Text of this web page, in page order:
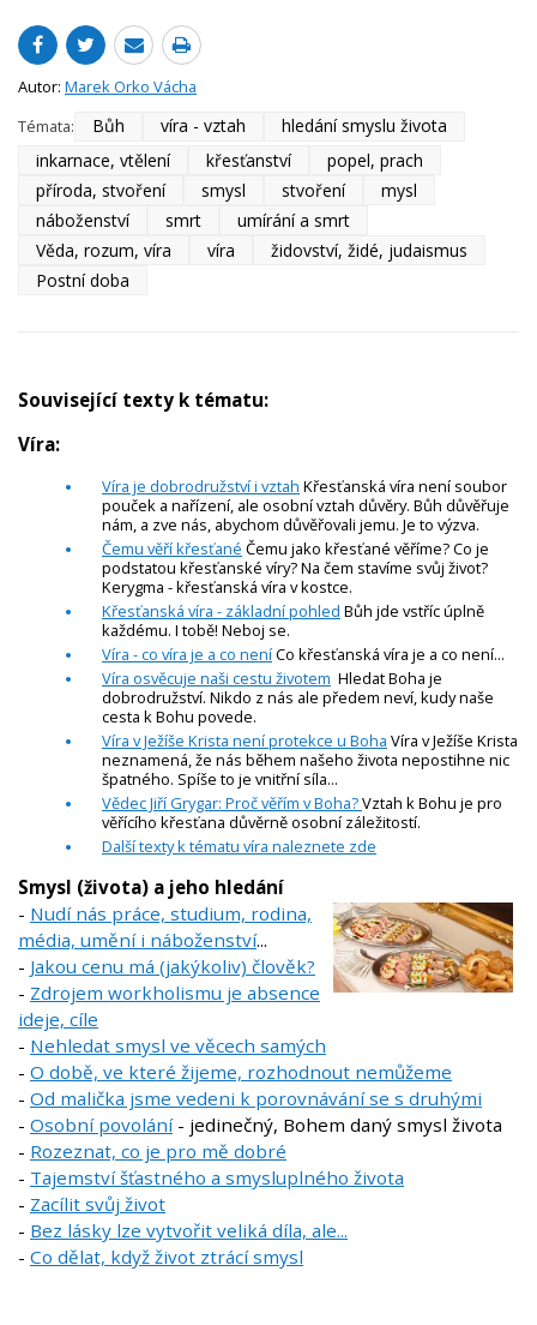
Autor: Marek Orko Vácha
Témata:
Bůh víra - vztah
hledání smyslu života
inkarnace, vtělení
křesťanství
popel, prach
příroda, stvoření
smysl stvoření
mysl
náboženství
smrt
umírání a smrt
Věda, rozum, víra
víra
židovství, židé, judaismus
Postní doba
Související texty k tématu:
Víra:
Víra je dobrodružství i vztah Křesťanská víra není soubor
pouček a nařízení, ale osobní vztah důvěry. Bůh důvěřuje
nám, a zve nás, abychom důvěřovali jemu. Je to výzva.
Čemu věří křesťané Čemu jako křesťané věříme? Co je
podstatou křesťanské víry? Na čem stavíme svůj život?
Kerygma - křesťanská víra v kostce.
Křesťanská víra - základní pohled Bůh jde vstříc úplně
každému. I tobě! Neboj se.
Víra - co víra je a co neníCo křesťanská víra je a co není...
Víra osvěcuje naši cestu životem Hledat Boha je
dobrodružství. Nikdo z nás ale předem neví, kudy naše
cesta k Bohu povede.
Víra v Ježíše Krista není protekce u Boha Víra v Ježíše Krista
neznamená, že nás během našeho života nepostihne nic
špatného. Spíše to je vnitřní síla...
Vědec Jiří Grygar: Proč věřím v Boha?Vztah k Bohu je pro
věřícího křesťana důvěrně osobní záležitostí.
Další texty k tématu víra naleznete zde
Smysl (života) a jeho hledání
- Nudí nás práce, studium, rodina,
média, umění i náboženství...
- Jakou cenu má (jakýkoliv) člověk?
- Zdrojem workholismu je absence
ideje, cíle
- Nehledat smysl ve věcech samých
- O době, ve které žijeme, rozhodnout nemůžeme
- Od malička jsme vedeni k porovnávání se s druhými
- Osobní povolání- jedinečný, Bohem daný smysl života
- Rozeznat, co je pro mě dobré
- Tajemství šťastného a smysluplného života
- Zacílit svůj život
- Bez lásky lze vytvořit veliká díla, ale...
- Co dělat, když život ztrácí smysl